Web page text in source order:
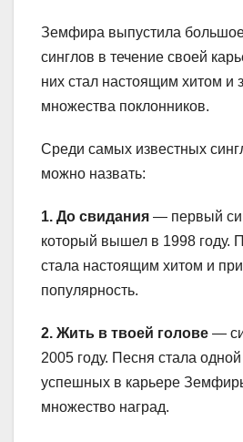
Земфира выпустила большое
синглов в течение своей
них стал настоящим хитом и
множества поклонников.
Среди самых известных
можно назвать:
1. До свидания — первый
который вышел в 1998 году.
стала настоящим хитом и
популярность.
2. Жить в твоей голове —
2005 году. Песня стала
успешных в карьере
множество наград.